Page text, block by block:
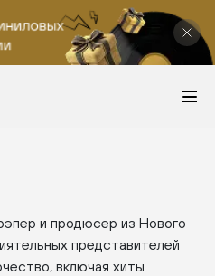
и продюсер из Нового
представителей
включая хиты